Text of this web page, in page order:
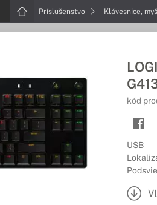
Príslušenstvo Klávesnice,
kód
USB